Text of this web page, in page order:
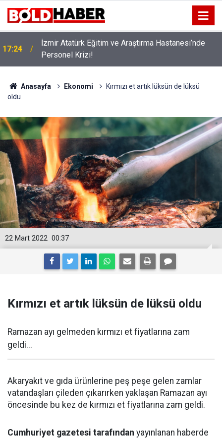
17:24
İzmir Atatürk Eğitim ve Araştırma Hastanesi’nde
Personel Krizi!
22:16
Togan Demircan’dan ‘Geçici Görevlendirme’ Tepkisi!
Anasayfa Ekonomi
Kırmızı et artık lüksün de lüksü
oldu
00:37
22 Mart 2022
Kırmızı et artık lüksün de lüksü oldu
Ramazan ayı gelmeden kırmızı et fiyatlarına zam
geldi...
Akaryakıt ve gıda ürünlerine peş peşe gelen zamlar
vatandaşları çileden çıkarırken yaklaşan Ramazan ayı
öncesinde bu kez de kırmızı et fiyatlarına zam geldi.
Cumhuriyet gazetesi tarafından yayınlanan haberde